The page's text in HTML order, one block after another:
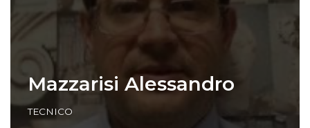
Mazzarisi Alessandro
TECNICO